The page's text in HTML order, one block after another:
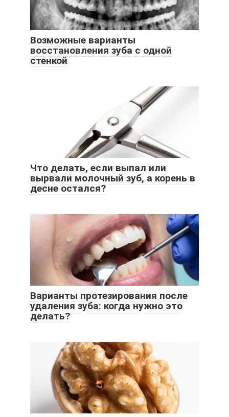
Возможные варианты
восстановления зуба с одной
стенкой
Что делать, если выпал или
вырвали молочный зуб, а корень в
десне остался?
Варианты протезирования после
удаления зуба: когда нужно это
делать?